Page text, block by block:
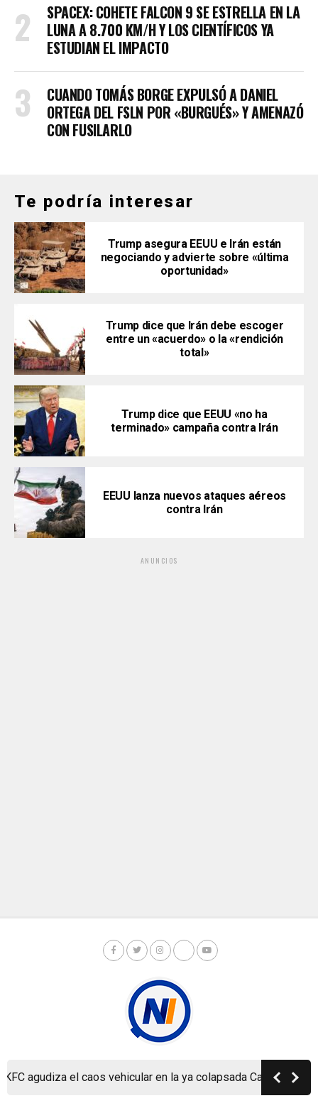
agudiza el caos vehicular en la ya colapsada Carretera a
SPACEX: COHETE FALCON 9 SE ESTRELLA EN LA
LUNA A 8.700 KM/H Y LOS CIENTÍFICOS YA
ESTUDIAN EL IMPACTO
CUANDO TOMÁS BORGE EXPULSÓ A DANIEL
ORTEGA DEL FSLN POR «BURGUÉS» Y AMENAZÓ
CON FUSILARLO
Te podría interesar
Trump asegura EEUU e Irán están
negociando y advierte sobre «última
oportunidad»
Trump dice que Irán debe escoger
entre un «acuerdo» o la «rendición
total»
Trump dice que EEUU «no ha
terminado» campaña contra Irán
EEUU lanza nuevos ataques aéreos
contra Irán
ANUNCIOS
Copyright © Nicaragua Investiga 2024